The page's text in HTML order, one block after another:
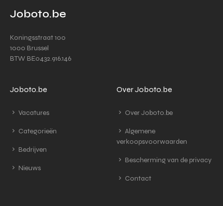
Joboto.be
Koningsstraat 100
1000 Brussel
BTW BE0432.916.146
Joboto.be
Vacatures
Categorieën
Bedrijven
Nieuws
Over Joboto.be
Over Joboto.be
Algemene
verkoopsvoorwaarden
Bescherming van de privacy
Contact